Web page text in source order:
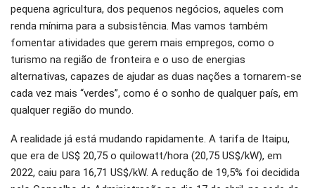
pequena agricultura, dos pequenos negócios, aqueles com
renda mínima para a subsistência. Mas vamos também
fomentar atividades que gerem mais empregos, como o
turismo na região de fronteira e o uso de energias
alternativas, capazes de ajudar as duas nações a tornarem-se
cada vez mais “verdes”, como é o sonho de qualquer país, em
qualquer região do mundo.
A realidade já está mudando rapidamente. A tarifa de Itaipu,
que era de US$ 20,75 o quilowatt/hora (20,75 US$/kW), em
2022, caiu para 16,71 US$/kW. A redução de 19,5% foi decidida